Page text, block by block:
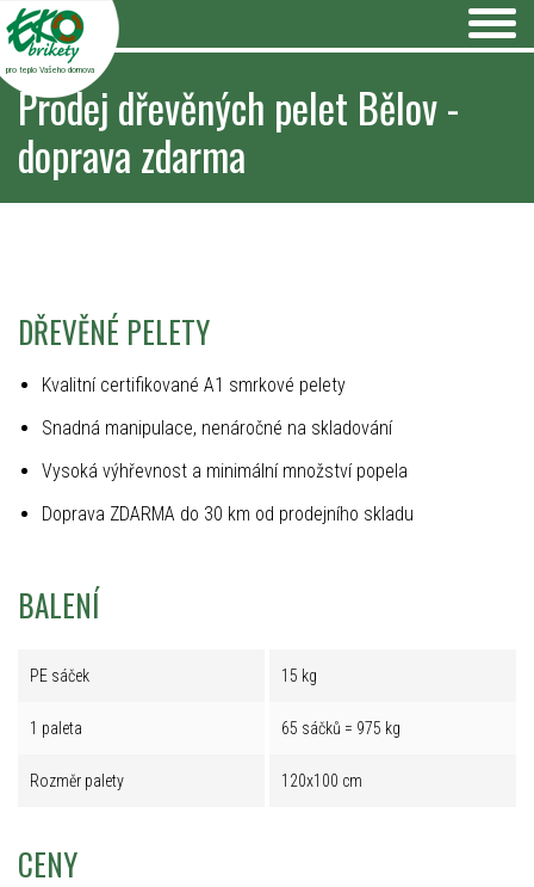
pro teplo Vašeho domova
Prodej dřevěných pelet Bělov -
doprava zdarma
DŘEVĚNÉ PELETY
Kvalitní certifikované A1 smrkové pelety
Snadná manipulace, nenáročné na skladování
Vysoká výhřevnost a minimální množství popela
Doprava ZDARMA do 30 km od prodejního skladu
BALENÍ
PE sáček 15 kg
1 paleta 65 sáčků = 975 kg
Rozměr palety 120x100 cm
CENY